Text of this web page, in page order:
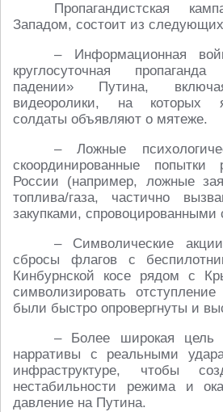
Пропагандистская
Западом, состоит из
– Информационная
круглосуточная
падении» Путина,
видеоролики, на которых
солдаты объявляют о мятеже.
– Ложные
скоординированные
России (например, ложные
топлива/газа, частично
закупками, спровоцированными
– Символические
сбросы флагов с
Кинбурнской косе рядом с
символизировать
были быстро опровергнуты и
– Более широкая цель
нарративы с реальными
инфраструктуре, чтобы
нестабильности режима и
давление на Путина.